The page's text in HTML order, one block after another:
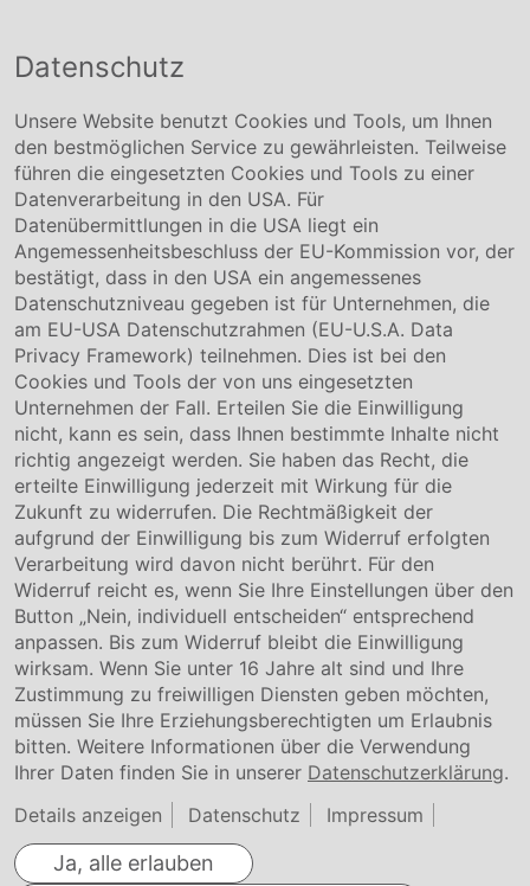
Conmetall Meister GmbH
+49 5141-180
info@conmetallmeister.de
www.conmetallmeister.de
Unternehmen
Über uns
Compliance
Hinweisgebersystem
Karriere
Service & Kontakt
Kontakt
Downloads
Garantiebedingungen
Zertifikate
Rechtliches
Impressum
AGB
Datenschutz
Cookie Einstellung
Datenschutz
Unsere Website benutzt Cookies und Tools, um Ihnen
den bestmöglichen Service zu gewährleisten. Teilweise
führen die eingesetzten Cookies und Tools zu einer
Datenverarbeitung in den USA. Für
Datenübermittlungen in die USA liegt ein
Angemessenheitsbeschluss der EU-Kommission vor, der
bestätigt, dass in den USA ein angemessenes
Datenschutzniveau gegeben ist für Unternehmen, die
am EU-USA Datenschutzrahmen (EU-U.S.A. Data
Privacy Framework) teilnehmen. Dies ist bei den
Cookies und Tools der von uns eingesetzten
Unternehmen der Fall. Erteilen Sie die Einwilligung
nicht, kann es sein, dass Ihnen bestimmte Inhalte nicht
richtig angezeigt werden. Sie haben das Recht, die
erteilte Einwilligung jederzeit mit Wirkung für die
Zukunft zu widerrufen. Die Rechtmäßigkeit der
aufgrund der Einwilligung bis zum Widerruf erfolgten
Verarbeitung wird davon nicht berührt. Für den
Widerruf reicht es, wenn Sie Ihre Einstellungen über den
Button „Nein, individuell entscheiden“ entsprechend
anpassen. Bis zum Widerruf bleibt die Einwilligung
wirksam. Wenn Sie unter 16 Jahre alt sind und Ihre
Zustimmung zu freiwilligen Diensten geben möchten,
müssen Sie Ihre Erziehungsberechtigten um Erlaubnis
bitten. Weitere Informationen über die Verwendung
Ihrer Daten finden Sie in unserer Datenschutzerklärung.
Details anzeigen
Datenschutz Impressum
Ja, alle erlauben